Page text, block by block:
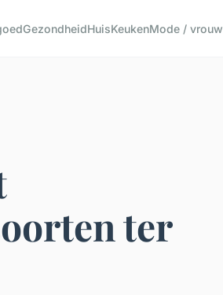
GezondheidHuisKeukenMode / vrouw
ter